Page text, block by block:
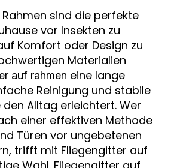
sind die perfekte
vor Insekten zu
Komfort oder Design zu
Materialien
auf rahmen eine lange
Reinigung und stabile
Alltag erleichtert. Wer
einer effektiven Methode
Türen vor ungebetenen
trifft mit Fliegengitter auf